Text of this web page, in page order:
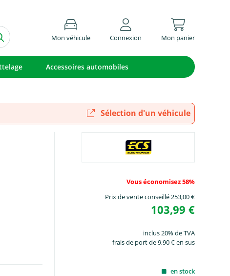
Mon véhicule Connexion Mon panier
Accessoires automobiles
Sélection d'un véhicule
Vous économisez 58%
Prix de vente conseillé253,00 €
103,99 €
inclus 20% de TVA
frais de port de 9,90 € en sus
en stock